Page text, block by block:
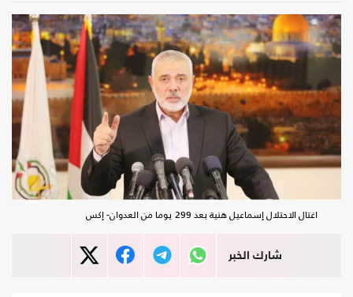
اغتال الاحتلال إسماعيل هنية بعد 299 يوما من العدوان- إكس
شارك الخبر